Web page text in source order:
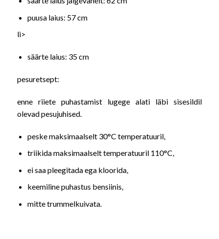
puusa laius: 57 cm
li>
säärte laius: 35 cm
pesuretsept:
enne riiete puhastamist lugege alati läbi sisesildil
olevad pesujuhised.
peske maksimaalselt 30°C temperatuuril,
triikida maksimaalselt temperatuuril 110°C,
ei saa pleegitada ega kloorida,
keemiline puhastus bensiinis,
mitte trummelkuivata.